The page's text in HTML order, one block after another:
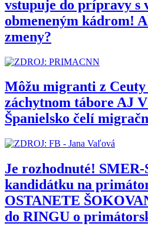
vstupuje do prípravy s
obmeneným kádrom!
zmeny?
Môžu migranti z
záchytnom tábore AJ
Španielsko čelí
Je rozhodnuté!
kandidátku na
OSTANETE
do RINGU o